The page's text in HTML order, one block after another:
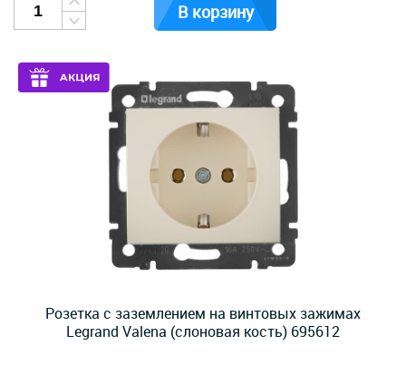
В корзину
Розетка с заземлением на винтовых зажимах
Legrand Valena (слоновая кость) 695612